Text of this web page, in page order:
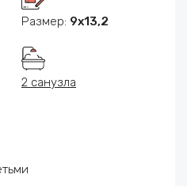
Размер: 9x13,2
2 санузла